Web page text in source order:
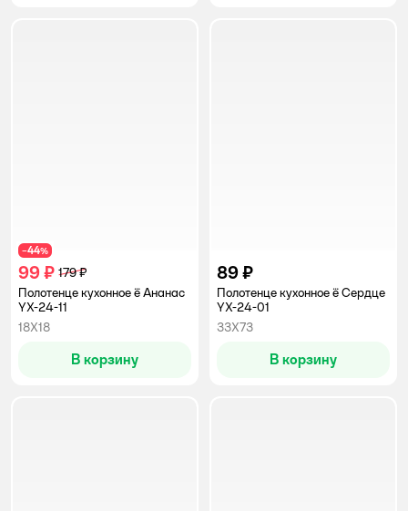
−44%
99 ₽ 179 ₽
Полотенце кухонное ё Ананас
YX-24-11
18Х18
В корзину
89 ₽
Полотенце кухонное ё Сердце
YX-24-01
33Х73
В корзину